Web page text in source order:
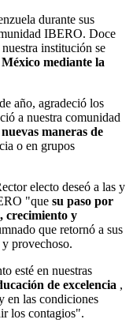
durante sus
IBERO. Doce
institución se
mediante la
año, agradeció los
a nuestra comunidad
maneras de
o en grupos
electo deseó a las y
"que su paso por
crecimiento y
que retornó a sus
provechoso.
esté en nuestras
de excelencia ,
en las condiciones
los contagios".